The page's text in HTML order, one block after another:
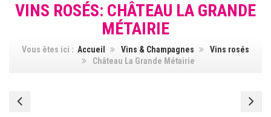
VINS ROSÉS: CHÂTEAU LA GRANDE
MÉTAIRIE
Vous êtes ici : Accueil Vins & Champagnes
Vins rosés
Château La Grande Métairie
Château